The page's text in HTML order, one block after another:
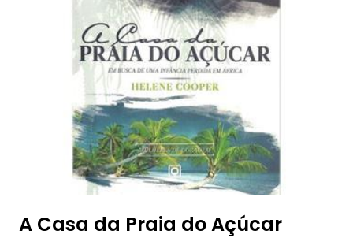
A Casa da Praia do Açúcar